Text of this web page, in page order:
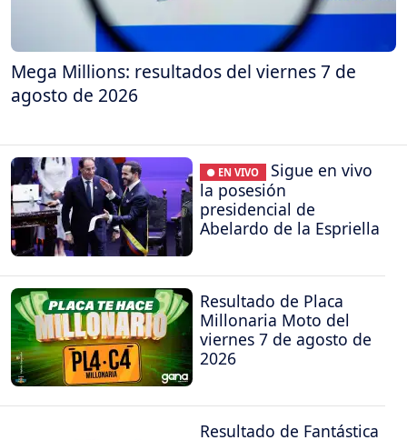
Mega Millions: resultados del viernes 7 de
agosto de 2026
● EN VIVO
Sigue en vivo
la posesión
presidencial de
Abelardo de la Espriella
Resultado de Placa
Millonaria Moto del
viernes 7 de agosto de
2026
Resultado de Fantástica